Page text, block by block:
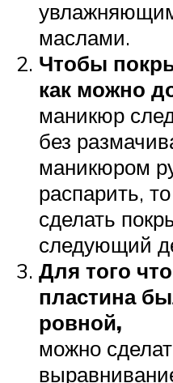
маслами.
Чтобы
как можно
маникюр
без
маникюром
распарить,
сделать
следующий
Для того
пластина
ровной,
можно